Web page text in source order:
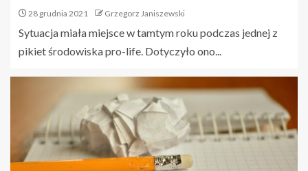
28 grudnia 2021 Grzegorz Janiszewski
Sytuacja miała miejsce w tamtym roku podczas jednej z
pikiet środowiska pro-life. Dotyczyło ono...